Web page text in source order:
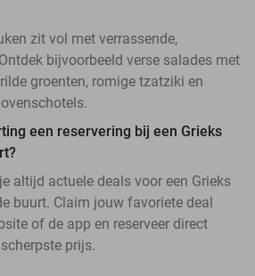
zit vol met verrassende,
bijvoorbeeld verse salades met
groenten, romige tzatziki en
een reservering bij een Grieks
altijd actuele deals voor een Grieks
buurt. Claim jouw favoriete deal
of de app en reserveer direct
prijs.